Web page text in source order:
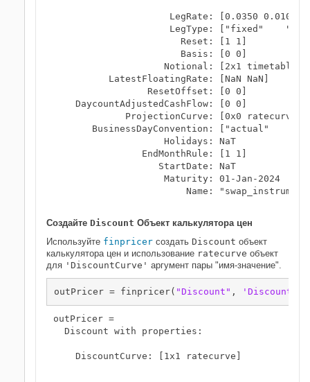
                     LegRate: [0.0350 0.0100]
LegType: ["fixed"
                       Reset: [1 1]
                       Basis: [0 0]
                    Notional: [2x1 timetable]
          LatestFloatingRate: [NaN NaN]
                 ResetOffset: [0 0]
    DaycountAdjustedCashFlow: [0 0]
             ProjectionCurve: [0x0 ratecurve]
BusinessDayConvention: ["actual"
                    Holidays: NaT
                EndMonthRule: [1 1]
                   StartDate: NaT
                    Maturity: 01-Jan-2024
Name:
Создайте Discount Объект калькулятора цен
Используйте finpricer создать Discount объект
калькулятора цен и использование ratecurve объект
для 'DiscountCurve' аргумент пары "имя-значение".
outPricer = finpricer( "Discount" ,
outPricer =
  Discount with properties:
    DiscountCurve: [1x1 ratecurve]